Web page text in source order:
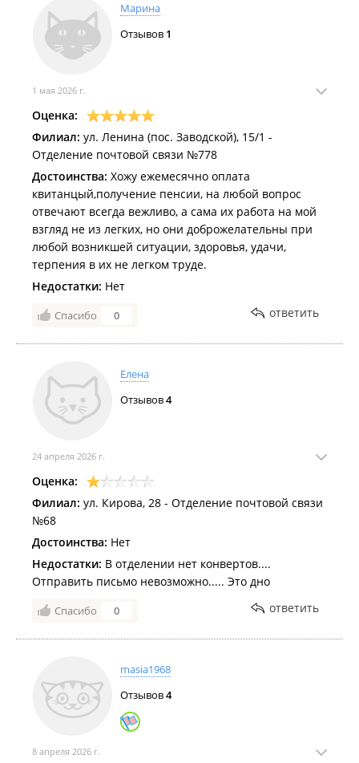
Марина
Отзывов 1
1 мая 2026 г.
Оценка:
Филиал: ул. Ленина (пос. Заводской), 15/1 -
Отделение почтовой связи №778
Достоинства: Хожу ежемесячно оплата
квитанцый,получение пенсии, на любой вопрос
отвечают всегда вежливо, а сама их работа на мой
взгляд не из легких, но они доброжелательны при
любой возникшей ситуации, здоровья, удачи,
терпения в их не легком труде.
Недостатки: Нет
Спасибо 0 ответить
Елена
Отзывов4
24 апреля 2026 г.
Оценка:
Филиал: ул. Кирова, 28 - Отделение почтовой связи
№68
Достоинства: Нет
Недостатки: В отделении нет конвертов....
Отправить письмо невозможно..... Это дно
Спасибо 0 ответить
masia1968
Отзывов4
8 апреля 2026 г.